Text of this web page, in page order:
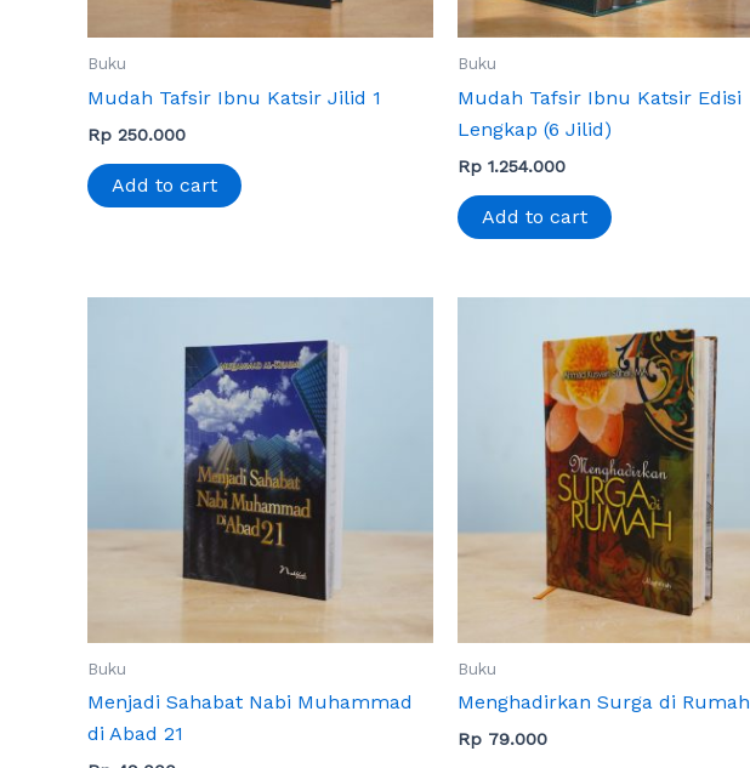
Buku
Mudah Tafsir Ibnu Katsir Jilid 1
Rp 250.000
Add to cart
Buku
Mudah Tafsir Ibnu Katsir Edisi
Lengkap (6 Jilid)
Rp 1.254.000
Add to cart
Buku
Menjadi Sahabat Nabi Muhammad
di Abad 21
Buku
Menghadirkan Surga di Rumah
Rp 79.000